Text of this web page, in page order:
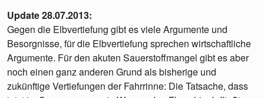
Update 28.07.2013:
Gegen die Elbvertiefung gibt es viele Argumente und
Besorgnisse, für die Elbvertiefung sprechen wirtschaftliche
Argumente. Für den akuten Sauerstoffmangel gibt es aber
noch einen ganz anderen Grund als bisherige und
zukünftige Vertiefungen der Fahrrinne: Die Tatsache, dass